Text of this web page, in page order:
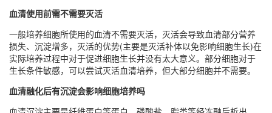
血清使用前需不需要灭活
一般培养细胞所使用的血清不需要灭活，灭活会导致血清部分营养
损失、沉淀增多，灭活的优势(主要是灭活补体以免影响细胞生长)在
实际培养过程中对于促进细胞生长并没有太大意义。部分细胞对于
生长条件敏感，可以尝试灭活血清培养，但大部分细胞并不需要。
血清融化后有沉淀会影响细胞培养吗